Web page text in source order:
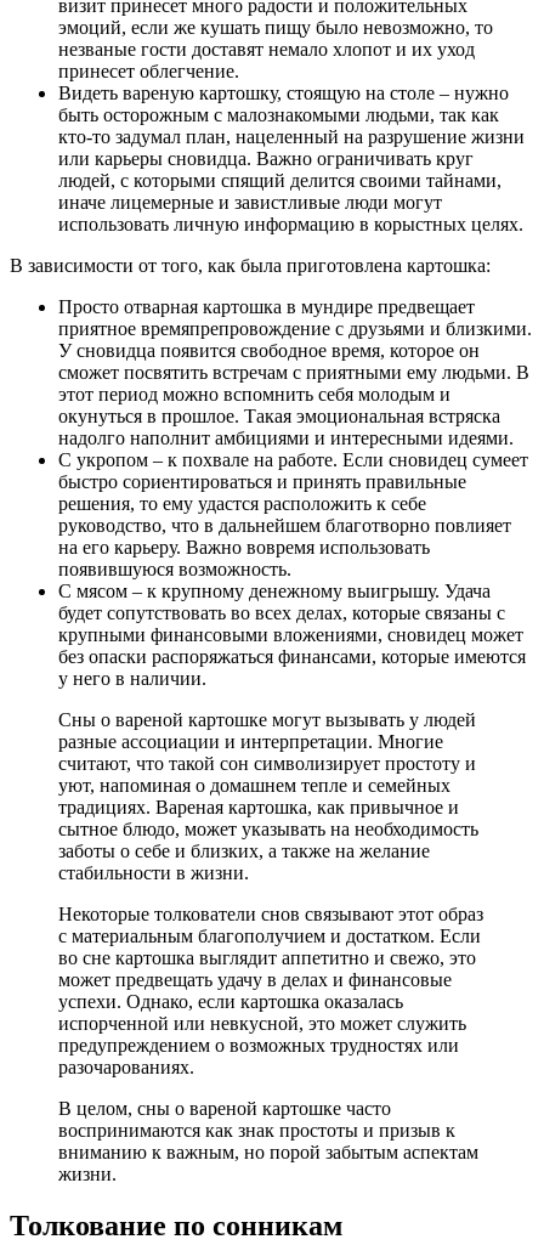
визит принесет много радости и положительных
эмоций, если же кушать пищу было невозможно, то
незваные гости доставят немало хлопот и их уход
принесет облегчение.
Видеть вареную картошку, стоящую на столе – нужно
быть осторожным с малознакомыми людьми, так как
кто-то задумал план, нацеленный на разрушение жизни
или карьеры сновидца. Важно ограничивать круг
людей, с которыми спящий делится своими тайнами,
иначе лицемерные и завистливые люди могут
использовать личную информацию в корыстных целях.
В зависимости от того, как была приготовлена картошка:
Просто отварная картошка в мундире предвещает
приятное времяпрепровождение с друзьями и близкими.
У сновидца появится свободное время, которое он
сможет посвятить встречам с приятными ему людьми. В
этот период можно вспомнить себя молодым и
окунуться в прошлое. Такая эмоциональная встряска
надолго наполнит амбициями и интересными идеями.
С укропом – к похвале на работе. Если сновидец сумеет
быстро сориентироваться и принять правильные
решения, то ему удастся расположить к себе
руководство, что в дальнейшем благотворно повлияет
на его карьеру. Важно вовремя использовать
появившуюся возможность.
С мясом – к крупному денежному выигрышу. Удача
будет сопутствовать во всех делах, которые связаны с
крупными финансовыми вложениями, сновидец может
без опаски распоряжаться финансами, которые имеются
у него в наличии.
Сны о вареной картошке могут вызывать у людей
разные ассоциации и интерпретации. Многие
считают, что такой сон символизирует простоту и
уют, напоминая о домашнем тепле и семейных
традициях. Вареная картошка, как привычное и
сытное блюдо, может указывать на необходимость
заботы о себе и близких, а также на желание
стабильности в жизни.
Некоторые толкователи снов связывают этот образ
с материальным благополучием и достатком. Если
во сне картошка выглядит аппетитно и свежо, это
может предвещать удачу в делах и финансовые
успехи. Однако, если картошка оказалась
испорченной или невкусной, это может служить
предупреждением о возможных трудностях или
разочарованиях.
В целом, сны о вареной картошке часто
воспринимаются как знак простоты и призыв к
вниманию к важным, но порой забытым аспектам
жизни.
Толкование по сонникам